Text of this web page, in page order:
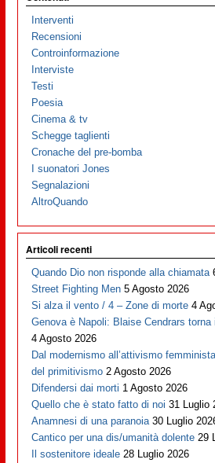
Interventi
Recensioni
Controinformazione
Interviste
Testi
Poesia
Cinema & tv
Schegge taglienti
Cronache del pre-bomba
I suonatori Jones
Segnalazioni
AltroQuando
Articoli recenti
Quando Dio non risponde alla chiamata
Street Fighting Men 5 Agosto 2026
Si alza il vento / 4 – Zone di morte 4
Genova è Napoli: Blaise Cendrars
4 Agosto 2026
Dal modernismo all’attivismo
del primitivismo 2 Agosto 2026
Difendersi dai morti 1 Agosto 2026
Quello che è stato fatto di noi 31 Luglio
Anamnesi di una paranoia 30 Luglio
Cantico per una dis/umanità dolente 29
Il sostenitore ideale 28 Luglio 2026